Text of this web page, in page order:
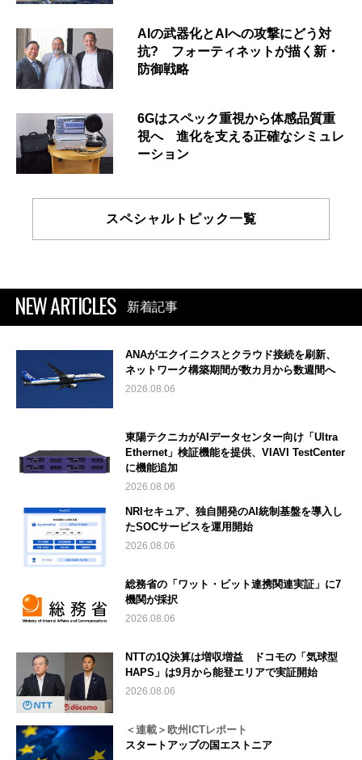
AIの武器化とAIへの攻撃にどう対
抗? フォーティネットが描く新・
防御戦略
6Gはスペック重視から体感品質重
視へ 進化を支える正確なシミュレ
ーション
スペシャルトピック一覧
NEW ARTICLES 新着記事
ANAがエクイニクスとクラウド接続を刷新、
ネットワーク構築期間が数カ月から数週間へ
2026.08.06
東陽テクニカがAIデータセンター向け「Ultra
Ethernet」検証機能を提供、VIAVI TestCenter
に機能追加
2026.08.06
NRIセキュア、独自開発のAI統制基盤を導入し
たSOCサービスを運用開始
2026.08.06
総務省の「ワット・ビット連携関連実証」に7
機関が採択
2026.08.06
NTTの1Q決算は増収増益 ドコモの「気球型
HAPS」は9月から能登エリアで実証開始
2026.08.06
＜連載＞欧州ICTレポート
スタートアップの国エストニア